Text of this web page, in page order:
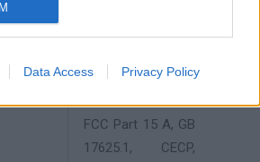
Data Access Privacy Policy
61000-3-3,
EN55024, CCC,
FCC Part 15 A, GB
17625.1, CECP,